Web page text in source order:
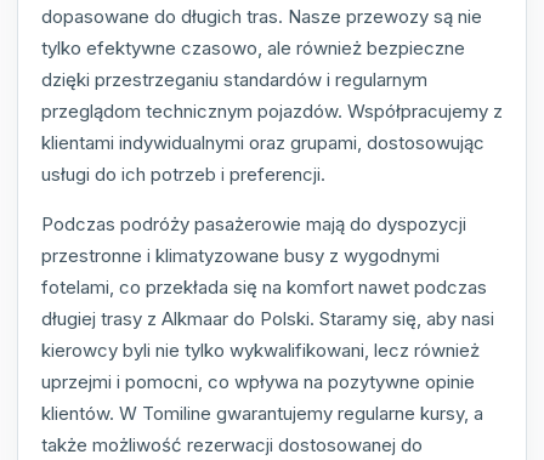
dopasowane do długich tras. Nasze przewozy są nie
tylko efektywne czasowo, ale również bezpieczne
dzięki przestrzeganiu standardów i regularnym
przeglądom technicznym pojazdów. Współpracujemy z
klientami indywidualnymi oraz grupami, dostosowując
usługi do ich potrzeb i preferencji.
Podczas podróży pasażerowie mają do dyspozycji
przestronne i klimatyzowane busy z wygodnymi
fotelami, co przekłada się na komfort nawet podczas
długiej trasy z Alkmaar do Polski. Staramy się, aby nasi
kierowcy byli nie tylko wykwalifikowani, lecz również
uprzejmi i pomocni, co wpływa na pozytywne opinie
klientów. W Tomiline gwarantujemy regularne kursy, a
także możliwość rezerwacji dostosowanej do